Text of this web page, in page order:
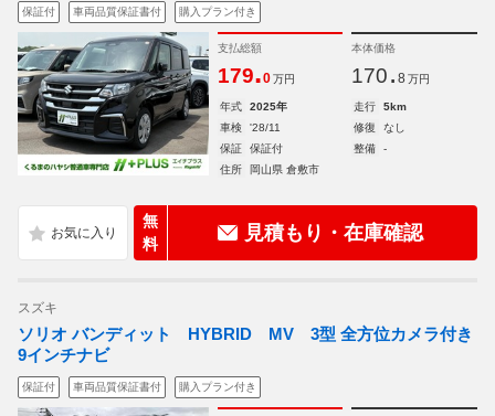
保証付 車両品質保証書付 購入プラン付き
支払総額
179.0 万円
本体価格
170. 8 万円
年式 2025年 走行
5km
車検
'28/11 修復
なし
保証
保証付 整備
-
住所
岡山県 倉敷市
無
料
見積もり・在庫確認
スズキ
ソリオ バンディット HYBRID MV 3型 全方位カメラ付き
9インチナビ
保証付 車両品質保証書付 購入プラン付き